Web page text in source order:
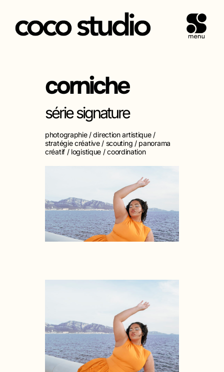
corniche
série signature
photographie / direction artistique /
stratégie créative / scouting / panorama
créatif / logistique / coordination